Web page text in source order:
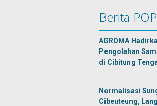
Berita
AGROMA
Pengolahan
di Cibitung
Normalisasi
Cibeuteung,